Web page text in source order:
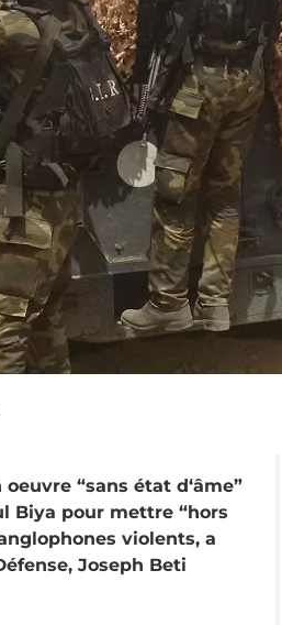
“sans état d‘âme”
Biya pour mettre “hors
violents, a
Joseph Beti